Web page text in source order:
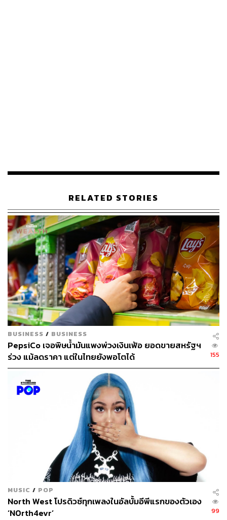
TAGS: Yeezy Walmart Kanye West
40
ABOUT THE AUTHOR
เริ่มต้น เขมะเพ็ชร
กองบรรณาธิการคัลเจอร์ สำนักข่าว THE
STANDARD
RELATED STORIES
BUSINESS / BUSINESS
PepsiCo เจอพิษน้ำมันแพงพ่วงเงินเฟ้อ ยอดขายสหรัฐฯ
ร่วง แม้ลดราคา แต่ในไทยยังพอโตได้
155
MUSIC / POP
North West โปรดิวซ์ทุกเพลงในอัลบั้มอีพีแรกของตัวเอง
‘N0rth4evr’
99